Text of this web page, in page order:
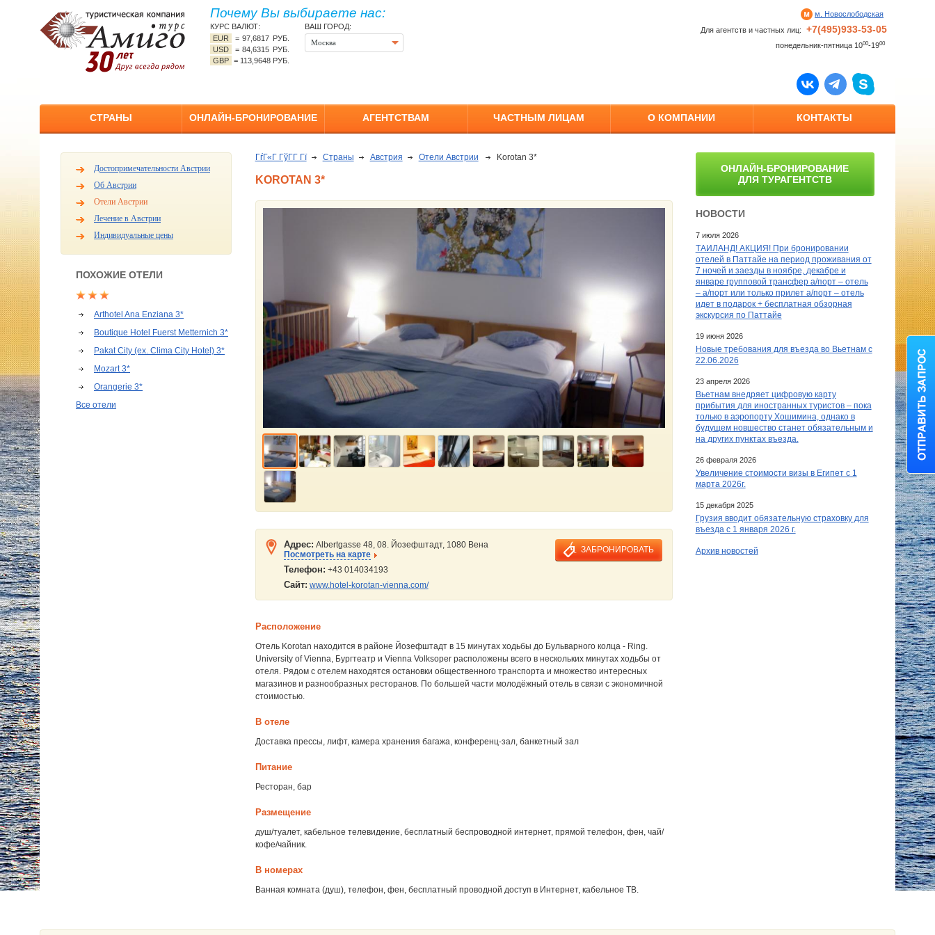
Почему Вы выбираете нас:
КУРС ВАЛЮТ:
EUR
=97,6817 РУБ.
USD
=84,6315 РУБ.
GBP = 113,9648 РУБ.
ВАШ ГОРОД:
Москва
м. Новослободская
Для агентств и частных лиц:
+7(495)933-53-05
понедельник-пятница 1000-1900
СТРАНЫ ОНЛАЙН-БРОНИРОВАНИЕ АГЕНТСТВАМ ЧАСТНЫМ ЛИЦАМ О КОМПАНИИ КОНТАКТЫ
Достопримечательности Австрии
Об Австрии
Отели Австрии
Лечение в Австрии
Индивидуальные цены
ПОХОЖИЕ ОТЕЛИ
Arthotel Ana Enziana 3*
Boutique Hotel Fuerst Metternich 3*
Pakat City (ex. Clima City Hotel) 3*
Mozart 3*
Orangerie 3*
Все отели
ГѓГ«Г ГўГ­Г Гї Страны Австрия Отели Австрии Korotan 3*
KOROTAN 3*
ЗАБРОНИРОВАТЬ
Адрес: Albertgasse 48, 08. Йозефштадт, 1080 Вена
Посмотреть на карте
Телефон: +43 014034193
Сайт: www.hotel-korotan-vienna.com/
Расположение
Отель Korotan находится в районе Йозефштадт в 15 минутах ходьбы до Бульварного колца - Ring.
University of Vienna, Бургтеатр и Vienna Volksoper расположены всего в нескольких минутах ходьбы от
отеля. Рядом с отелем находятся остановки общественного транспорта и множество интересных
магазинов и разнообразных ресторанов. По большей части молодёжный отель в связи с экономичной
стоимостью.
В отеле
Доставка прессы, лифт, камера хранения багажа, конференц-зал, банкетный зал
Питание
Ресторан, бар
Размещение
душ/туалет, кабельное телевидение, бесплатный беспроводной интернет, прямой телефон, фен, чай/
кофе/чайник.
В номерах
Ванная комната (душ), телефон, фен, бесплатный проводной доступ в Интернет, кабельное ТВ.
ОНЛАЙН-БРОНИРОВАНИЕ
ДЛЯ ТУРАГЕНТСТВ
НОВОСТИ
7 июля 2026
ТАИЛАНД! АКЦИЯ! При бронировании
отелей в Паттайе на период проживания от
7 ночей и заезды в ноябре, декабре и
январе групповой трансфер а/порт – отель
– а/порт или только прилет а/порт – отель
идет в подарок + бесплатная обзорная
экскурсия по Паттайе
19 июня 2026
Новые требования для въезда во Вьетнам с
22.06.2026
23 апреля 2026
Вьетнам внедряет цифровую карту
прибытия для иностранных туристов – пока
только в аэропорту Хошимина, однако в
будущем новшество станет обязательным и
на других пунктах въезда.
26 февраля 2026
Увеличение стоимости визы в Египет c 1
марта 2026г.
15 декабря 2025
Грузия вводит обязательную страховку для
въезда с 1 января 2026 г.
Архив новостей